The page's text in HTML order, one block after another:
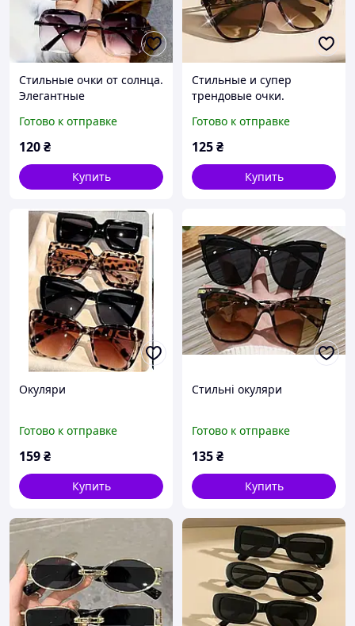
Стильные очки от солнца.
Элегантные
для девушек и женщин
Готово к отправке
120₴
Купить
Стильные и супер
трендовые очки.
солнцезащитные очки.
Готово к отправке
125₴
Купить
Окуляри
Готово к отправке
159₴
Купить
Стильні окуляри
Готово к отправке
135₴
Купить